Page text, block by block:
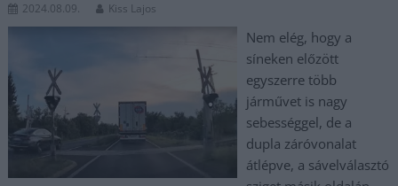
2024.08.09. Kiss Lajos
Nem elég, hogy a
síneken előzött
egyszerre több
járművet is nagy
sebességgel, de a
dupla záróvonalat
átlépve, a sávelválasztó